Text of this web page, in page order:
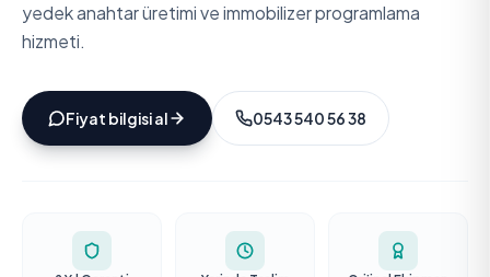
yedek anahtar üretimi ve immobilizer programlama
hizmeti.
Fiyat bilgisi al 0543 540 56 38